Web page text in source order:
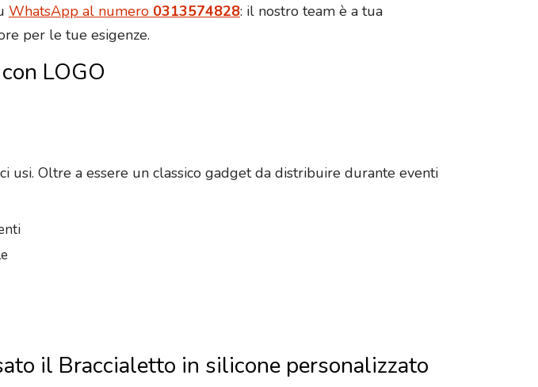
WhatsApp al numero 0313574828: il nostro team è a tua
per le tue esigenze.
LOGO
usi. Oltre a essere un classico gadget da distribuire durante eventi
il Braccialetto in silicone personalizzato